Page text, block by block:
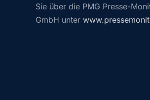
Sie über die PMG Presse-
GmbH unter